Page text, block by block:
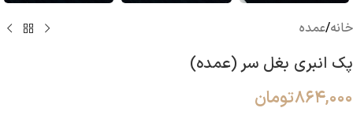
خانه/عمده
پک انبری بغل سر (عمده)
۸۶۴,۰۰۰تومان